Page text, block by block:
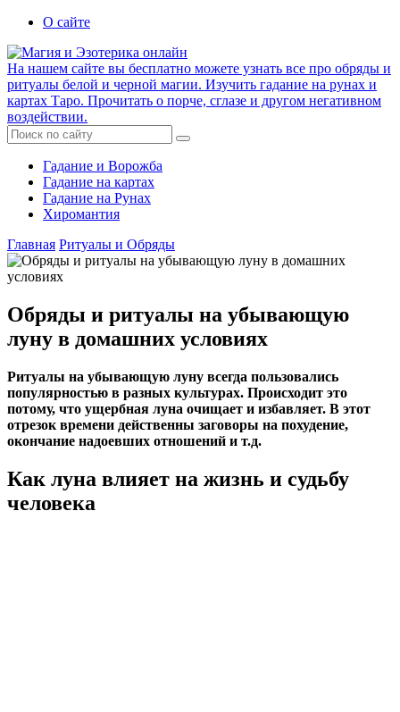
О сайте
На нашем сайте вы бесплатно можете узнать все про обряды и
ритуалы белой и черной магии. Изучить гадание на рунах и
картах Таро. Прочитать о порче, сглазе и другом негативном
воздействии.
Гадание и Ворожба
Гадание на картах
Гадание на Рунах
Хиромантия
Главная Ритуалы и Обряды
Обряды и ритуалы на убывающую
луну в домашних условиях
Ритуалы на убывающую луну всегда пользовались
популярностью в разных культурах. Происходит это
потому, что ущербная луна очищает и избавляет. В этот
отрезок времени действенны заговоры на похудение,
окончание надоевших отношений и т.д.
Как луна влияет на жизнь и судьбу
человека